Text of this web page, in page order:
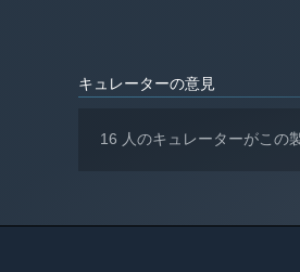
キュレーターの意見
16 人のキュレーターがこの